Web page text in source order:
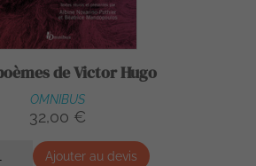
de Victor Hugo
OMNIBUS
32,00 €
Ajouter au devis